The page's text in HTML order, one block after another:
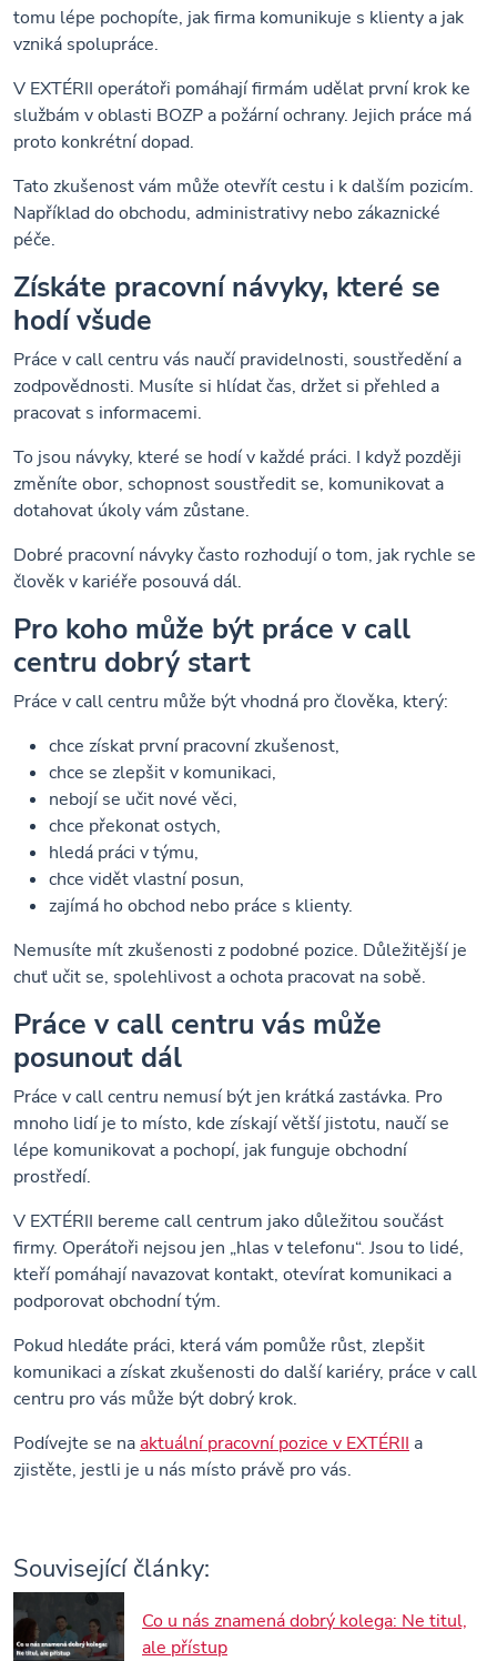
tomu lépe pochopíte, jak firma komunikuje s klienty a jak
vzniká spolupráce.
V EXTÉRII operátoři pomáhají firmám udělat první krok ke
službám v oblasti BOZP a požární ochrany. Jejich práce má
proto konkrétní dopad.
Tato zkušenost vám může otevřít cestu i k dalším pozicím.
Například do obchodu, administrativy nebo zákaznické
péče.
Získáte pracovní návyky, které se
hodí všude
Práce v call centru vás naučí pravidelnosti, soustředění a
zodpovědnosti. Musíte si hlídat čas, držet si přehled a
pracovat s informacemi.
To jsou návyky, které se hodí v každé práci. I když později
změníte obor, schopnost soustředit se, komunikovat a
dotahovat úkoly vám zůstane.
Dobré pracovní návyky často rozhodují o tom, jak rychle se
člověk v kariéře posouvá dál.
Pro koho může být práce v call
centru dobrý start
Práce v call centru může být vhodná pro člověka, který:
chce získat první pracovní zkušenost,
chce se zlepšit v komunikaci,
nebojí se učit nové věci,
chce překonat ostych,
hledá práci v týmu,
chce vidět vlastní posun,
zajímá ho obchod nebo práce s klienty.
Nemusíte mít zkušenosti z podobné pozice. Důležitější je
chuť učit se, spolehlivost a ochota pracovat na sobě.
Práce v call centru vás může
posunout dál
Práce v call centru nemusí být jen krátká zastávka. Pro
mnoho lidí je to místo, kde získají větší jistotu, naučí se
lépe komunikovat a pochopí, jak funguje obchodní
prostředí.
V EXTÉRII bereme call centrum jako důležitou součást
firmy. Operátoři nejsou jen „hlas v telefonu“. Jsou to lidé,
kteří pomáhají navazovat kontakt, otevírat komunikaci a
podporovat obchodní tým.
Pokud hledáte práci, která vám pomůže růst, zlepšit
komunikaci a získat zkušenosti do další kariéry, práce v call
centru pro vás může být dobrý krok.
Podívejte se naaktuální pracovní pozice v EXTÉRII a
zjistěte, jestli je u nás místo právě pro vás.
Související články:
Co u nás znamená dobrý kolega: Ne titul,
ale přístup